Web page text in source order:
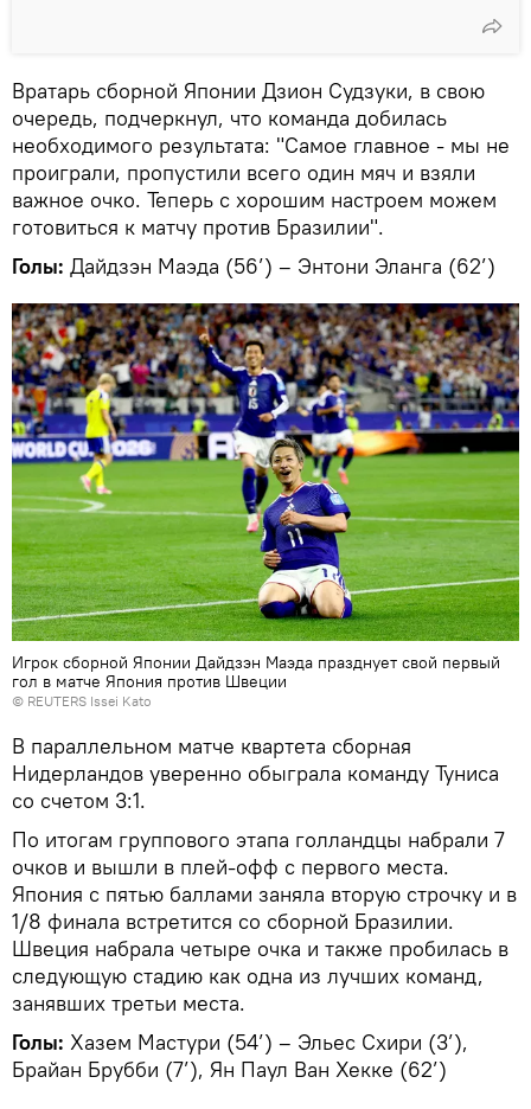
Вратарь сборной Японии Дзион Судзуки, в свою
очередь, подчеркнул, что команда добилась
необходимого результата: "Самое главное - мы не
проиграли, пропустили всего один мяч и взяли
важное очко. Теперь с хорошим настроем можем
готовиться к матчу против Бразилии".
Голы: Дайдзэн Маэда (56’) – Энтони Эланга (62’)
Игрок сборной Японии Дайдзэн Маэда празднует свой первый
гол в матче Япония против Швеции
© REUTERS Issei Kato
В параллельном матче квартета сборная
Нидерландов уверенно обыграла команду Туниса
со счетом 3:1.
По итогам группового этапа голландцы набрали 7
очков и вышли в плей-офф с первого места.
Япония с пятью баллами заняла вторую строчку и в
1/8 финала встретится со сборной Бразилии.
Швеция набрала четыре очка и также пробилась в
следующую стадию как одна из лучших команд,
занявших третьи места.
Голы: Хазем Мастури (54’) – Эльес Схири (3’),
Брайан Брубби (7’), Ян Паул Ван Хекке (62’)